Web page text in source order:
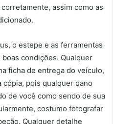
assim como as
o estepe e as ferramentas
condições. Qualquer
ficha de entrega do veículo,
pois qualquer dano
de você como sendo de sua
costumo fotografar
Qualquer detalhe